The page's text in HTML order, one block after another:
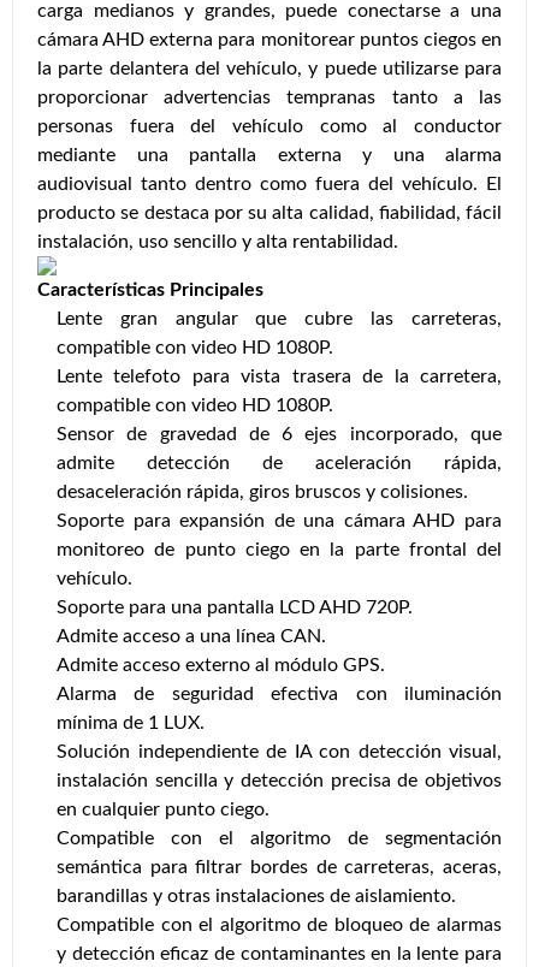
carga medianos y grandes, puede conectarse a una
cámara AHD externa para monitorear puntos ciegos en
la parte delantera del vehículo, y puede utilizarse para
proporcionar advertencias tempranas tanto a las
personas fuera del vehículo como al conductor
mediante una pantalla externa y una alarma
audiovisual tanto dentro como fuera del vehículo. El
producto se destaca por su alta calidad, fiabilidad, fácil
instalación, uso sencillo y alta rentabilidad.
Características Principales
Lente gran angular que cubre las carreteras,
compatible con video HD 1080P.
Lente telefoto para vista trasera de la carretera,
compatible con video HD 1080P.
Sensor de gravedad de 6 ejes incorporado, que
admite detección de aceleración rápida,
desaceleración rápida, giros bruscos y colisiones.
Soporte para expansión de una cámara AHD para
monitoreo de punto ciego en la parte frontal del
vehículo.
Soporte para una pantalla LCD AHD 720P.
Admite acceso a una línea CAN.
Admite acceso externo al módulo GPS.
Alarma de seguridad efectiva con iluminación
mínima de 1 LUX.
Solución independiente de IA con detección visual,
instalación sencilla y detección precisa de objetivos
en cualquier punto ciego.
Compatible con el algoritmo de segmentación
semántica para filtrar bordes de carreteras, aceras,
barandillas y otras instalaciones de aislamiento.
Compatible con el algoritmo de bloqueo de alarmas
y detección eficaz de contaminantes en la lente para